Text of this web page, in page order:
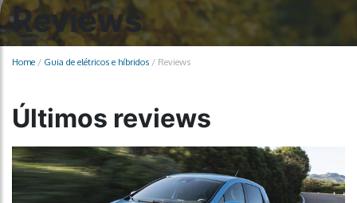
Reviews
Home / Guia de elétricos e híbridos / Reviews
Últimos reviews